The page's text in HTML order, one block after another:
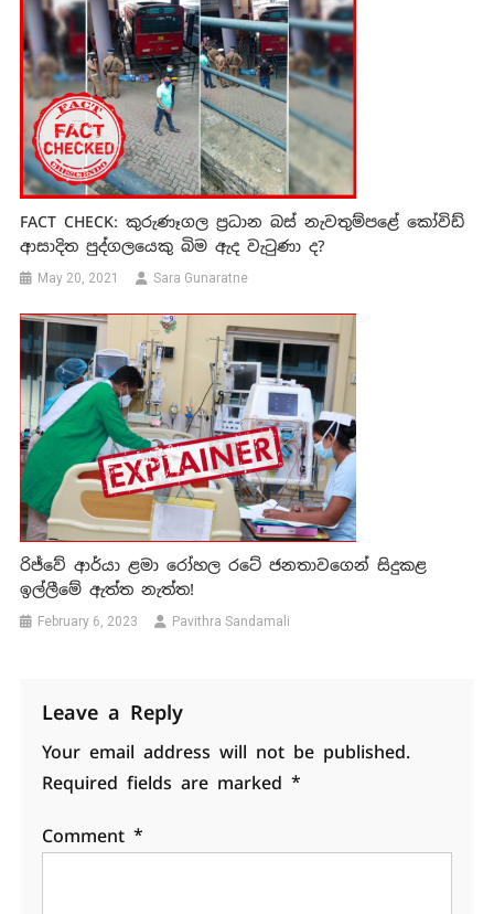
FACT CHECK: කුරුණෑගල ප්‍රධාන බස් නැවතුම්පළේ කෝවිඩ්
ආසාදිත පුද්ගලයෙකු බිම ඇද වැටුණා ද?
May 20, 2021 Sara Gunaratne
රිජ්වේ ආර්යා ළමා රෝහල රටේ ජනතාවගෙන් සිදුකළ
ඉල්ලීමේ ඇත්ත නැත්ත!
February 6, 2023 Pavithra Sandamali
Leave a Reply
Your email address will not be published.
Required fields are marked *
Comment *